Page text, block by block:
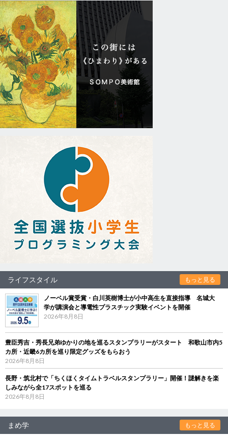
ライフスタイル もっと見る
ノーベル賞受賞・白川英樹博士が小中高生を直接指導 名城大
学が講演会と導電性プラスチック実験イベントを開催
2026年8月8日
豊臣秀吉・秀長兄弟ゆかりの地を巡るスタンプラリーがスタート 和歌山市内5
カ所・近畿6カ所を巡り限定グッズをもらおう
2026年8月8日
長野・筑北村で「ちくほくタイムトラベルスタンプラリー」開催！謎解きを楽
しみながら全17スポットを巡る
2026年8月8日
まめ学 もっと見る